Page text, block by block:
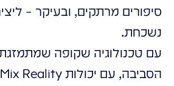
סיפורים מרתקים, ובעיקר –
נשכחת.
עם טכנולוגיה שקופה